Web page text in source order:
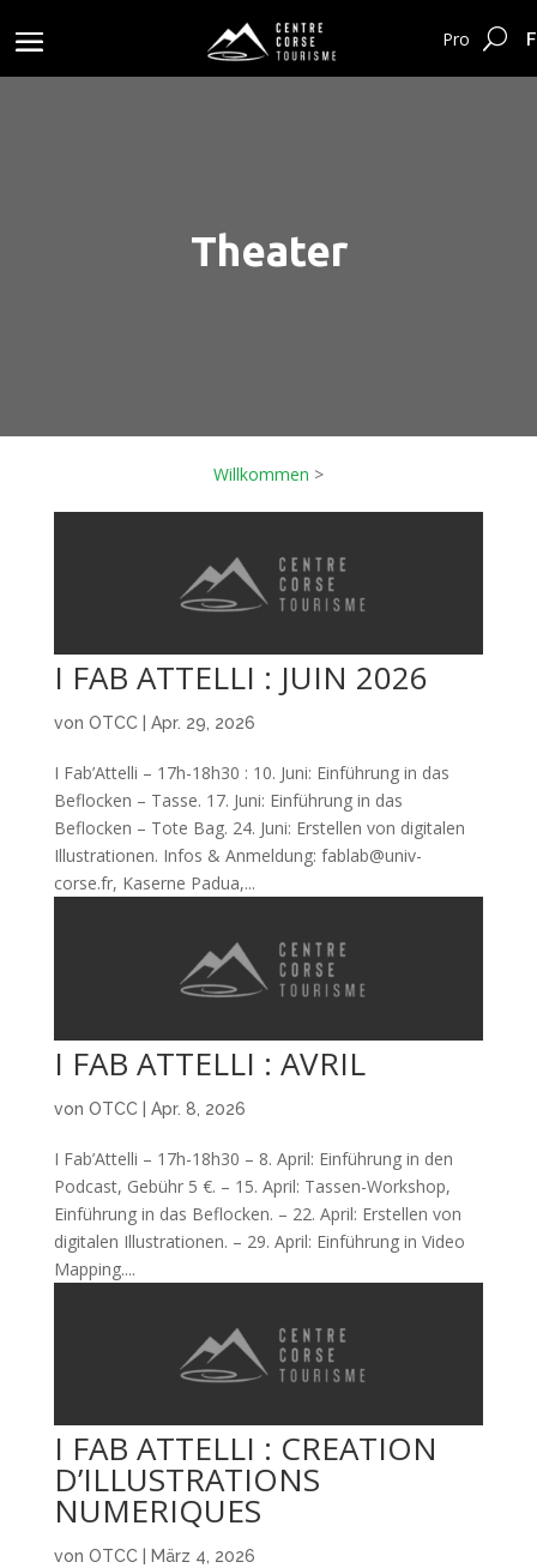
Pro
Theater
Willkommen >
I FAB ATTELLI : JUIN 2026
von OTCC| Apr. 29, 2026
I Fab’Attelli – 17h-18h30 : 10. Juni: Einführung in das
Beflocken – Tasse. 17. Juni: Einführung in das
Beflocken – Tote Bag. 24. Juni: Erstellen von digitalen
Illustrationen. Infos & Anmeldung: fablab@univ-
corse.fr, Kaserne Padua,...
I FAB ATTELLI : AVRIL
von OTCC| Apr. 8, 2026
I Fab’Attelli – 17h-18h30 – 8. April: Einführung in den
Podcast, Gebühr 5 €. – 15. April: Tassen-Workshop,
Einführung in das Beflocken. – 22. April: Erstellen von
digitalen Illustrationen. – 29. April: Einführung in Video
Mapping....
I FAB ATTELLI : CREATION
D’ILLUSTRATIONS
NUMERIQUES
von OTCC| März 4, 2026